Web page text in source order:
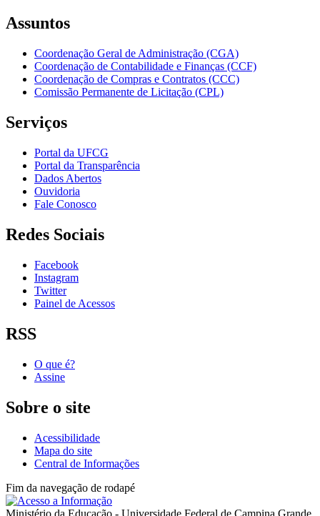
Assuntos
Coordenação Geral de Administração (CGA)
Coordenação de Contabilidade e Finanças (CCF)
Coordenação de Compras e Contratos (CCC)
Comissão Permanente de Licitação (CPL)
Serviços
Portal da UFCG
Portal da Transparência
Dados Abertos
Ouvidoria
Fale Conosco
Redes Sociais
Facebook
Instagram
Twitter
Painel de Acessos
RSS
O que é?
Assine
Sobre o site
Acessibilidade
Mapa do site
Central de Informações
Fim da navegação de rodapé
Ministério da Educação - Universidade Federal de Campina Grande